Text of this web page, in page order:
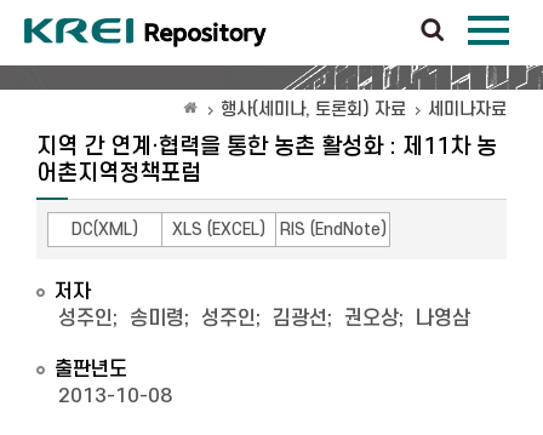
행사(세미나, 토론회) 자료 세미나자료
지역 간 연계·협력을 통한 농촌 활성화 : 제11차 농
어촌지역정책포럼
DC(XML) XLS (EXCEL) RIS (EndNote)
저자
성주인; 송미령; 성주인; 김광선; 권오상; 나영삼
출판년도
2013-10-08